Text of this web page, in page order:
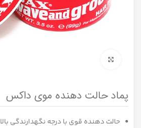
پماد حالت دهنده موی داکس
حالت دهنده قوی با درجه نگهدارندگی بالا